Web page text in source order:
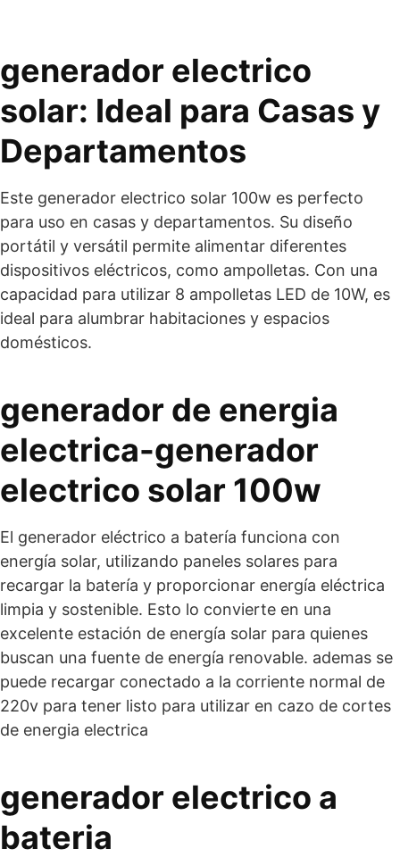
generador electrico
solar: Ideal para Casas y
Departamentos
Este generador electrico solar 100w es perfecto
para uso en casas y departamentos. Su diseño
portátil y versátil permite alimentar diferentes
dispositivos eléctricos, como ampolletas. Con una
capacidad para utilizar 8 ampolletas LED de 10W, es
ideal para alumbrar habitaciones y espacios
domésticos.
generador de energia
electrica-generador
electrico solar 100w
El generador eléctrico a batería funciona con
energía solar, utilizando paneles solares para
recargar la batería y proporcionar energía eléctrica
limpia y sostenible. Esto lo convierte en una
excelente estación de energía solar para quienes
buscan una fuente de energía renovable. ademas se
puede recargar conectado a la corriente normal de
220v para tener listo para utilizar en cazo de cortes
de energia electrica
generador electrico a
bateria